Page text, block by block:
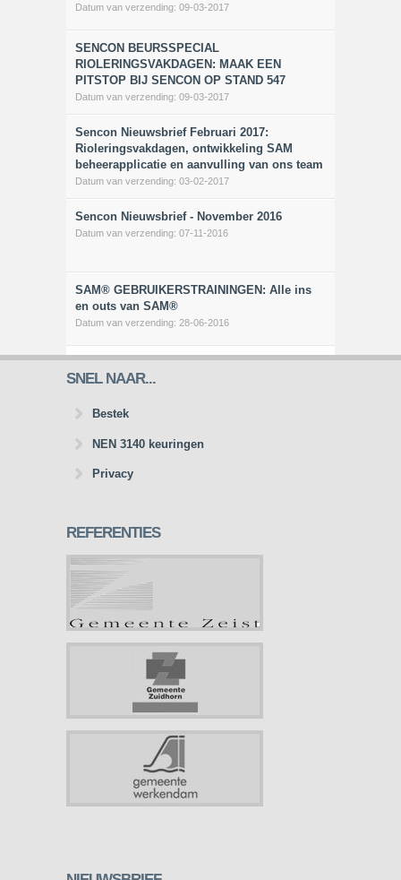
Datum van verzending: 09-03-2017
SENCON BEURSSPECIAL
RIOLERINGSVAKDAGEN: MAAK EEN
PITSTOP BIJ SENCON OP STAND 547
Datum van verzending: 09-03-2017
Sencon Nieuwsbrief Februari 2017:
Rioleringsvakdagen, ontwikkeling SAM
beheerapplicatie en aanvulling van ons team
Datum van verzending: 03-02-2017
Sencon Nieuwsbrief - November 2016
Datum van verzending: 07-11-2016
SAM® GEBRUIKERSTRAININGEN: Alle ins
en outs van SAM®
Datum van verzending: 28-06-2016
SNEL NAAR...
Bestek
NEN 3140 keuringen
Privacy
REFERENTIES